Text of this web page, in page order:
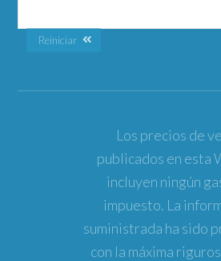
Reiniciar
Los precios de
publicados en esta
incluyen ningún
impuesto. La
suministrada ha sido
con la máxima